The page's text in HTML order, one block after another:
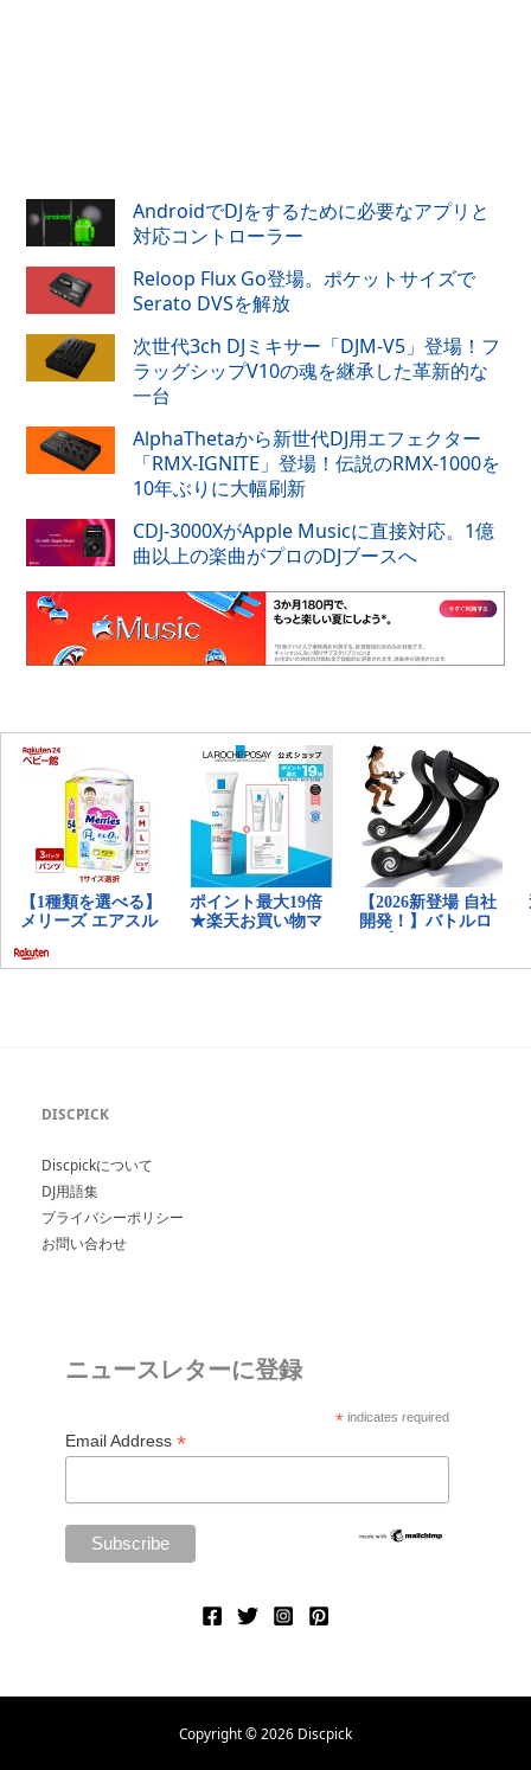
AndroidでDJをするために必要なアプリと
対応コントローラー
Reloop Flux Go登場。ポケットサイズで
Serato DVSを解放
次世代3ch DJミキサー「DJM-V5」登場！フ
ラッグシップV10の魂を継承した革新的な
一台
AlphaThetaから新世代DJ用エフェクター
「RMX-IGNITE」登場！伝説のRMX-1000を
10年ぶりに大幅刷新
CDJ-3000XがApple Musicに直接対応。1億
曲以上の楽曲がプロのDJブースへ
DISCPICK
Discpickについて
DJ用語集
プライバシーポリシー
お問い合わせ
ニュースレターに登録
* indicates required
Email Address *
Copyright © 2026 Discpick